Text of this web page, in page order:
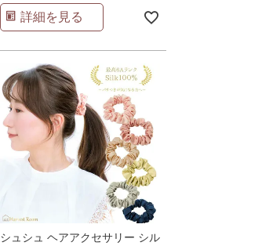
詳細を見る
シュシュ ヘアアクセサリー シル